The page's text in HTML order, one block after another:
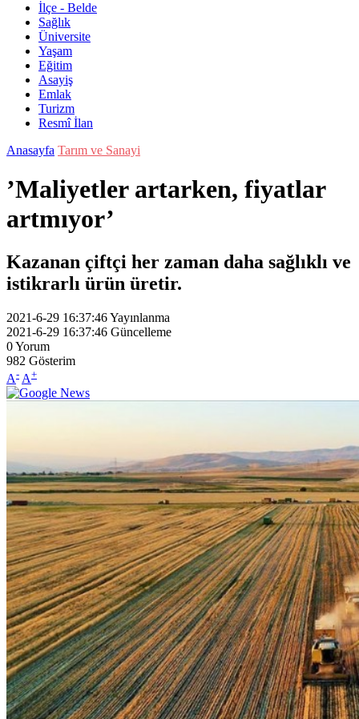
İlçe - Belde
Sağlık
Üniversite
Yaşam
Eğitim
Asayiş
Emlak
Turizm
Resmî İlan
Anasayfa Tarım ve Sanayi
’Maliyetler artarken, fiyatlar
artmıyor’
Kazanan çiftçi her zaman daha sağlıklı ve
istikrarlı ürün üretir.
2021-6-29 16:37:46Yayınlanma
2021-6-29 16:37:46 Güncelleme
0Yorum
982 Gösterim
A- A+